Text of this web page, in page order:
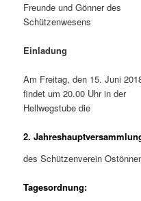
Freunde und Gönner des
Schützenwesens
Einladung
Am Freitag, den 15. Juni
findet um 20.00 Uhr in der
Hellwegstube die
2.
des Schützenverein
Tagesordnung: